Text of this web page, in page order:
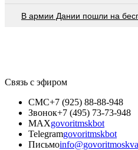
В армии Дании пошли на
Связь с эфиром
СМС+7 (925) 88-88-948
Звонок+7 (495) 73-73-948
MAXgovoritmskbot
Telegramgovoritmskbot
Письмо